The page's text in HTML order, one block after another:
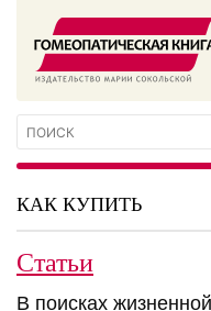
КАК КУПИТЬ
Статьи
В поисках